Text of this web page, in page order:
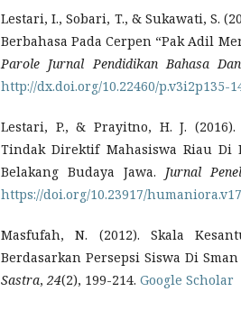
Lestari, I., Sobari, T., & Sukawati, S.
Berbahasa Pada Cerpen “Pak Adil
Parole Jurnal Pendidikan Bahasa
http://dx.doi.org/10.22460/p.v3i2p135-
Lestari, P., & Prayitno, H. J.
Tindak Direktif Mahasiswa Riau Di
Belakang Budaya Jawa. Jurnal
https://doi.org/10.23917/
Masfufah, N. (2012). Skala
Berdasarkan Persepsi Siswa Di
Sastra, 24(2), 199-214. Google Scholar